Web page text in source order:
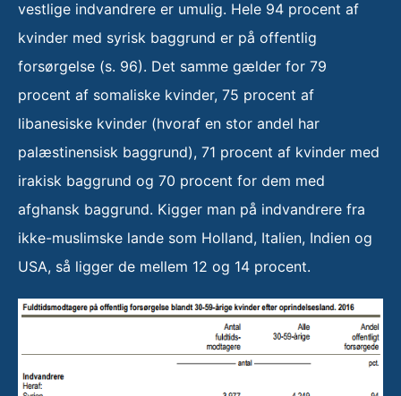
vestlige indvandrere er umulig. Hele 94 procent af
kvinder med syrisk baggrund er på offentlig
forsørgelse (s. 96). Det samme gælder for 79
procent af somaliske kvinder, 75 procent af
libanesiske kvinder (hvoraf en stor andel har
palæstinensisk baggrund), 71 procent af kvinder med
irakisk baggrund og 70 procent for dem med
afghansk baggrund. Kigger man på indvandrere fra
ikke-muslimske lande som Holland, Italien, Indien og
USA, så ligger de mellem 12 og 14 procent.